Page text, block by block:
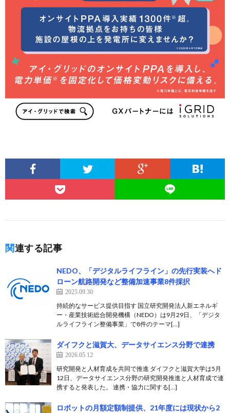
関連する記事
NEDO、「デジタルライフライン」の先行実装へド
ローン航路開発など整備加速事業8件採択
2025.09.30
持続的なサービス提供目指す 国立研究開発法人新エネルギ
ー・産業技術総合開発機構（NEDO）は9月29日、「デジタ
ルライフライン整備事業」で8件のテーマ[…]
ダイフクと滋賀大、データサイエンス分野で連携
2026.05.12
研究開発と人材育成を共同で推進 ダイフクと滋賀大学は5月
12日、データサイエンス分野の研究開発推進と人材育成で連
携すると発表した。 連携・協力に関する[…]
ロボットの月額定額制提供、21年度には現状から2